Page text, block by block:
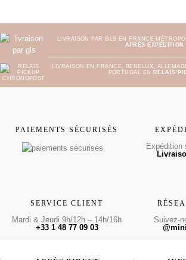
LIVRAISON PAR GLS EN FRANCE
APRÈS EXPÉDITION
LIVRAISON EN FRANCE, BENELUX,
PORTUGAL EN
RELAIS
PAIEMENTS SÉCURISÉS
Expédition
SERVICE CLIENT
Mardi & Jeudi 9h/12h – 14h/16h
+33 1 48 77 09 03
Suivez-